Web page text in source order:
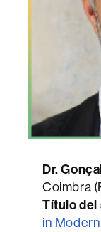
Dr.
Coimbra
Título del
in